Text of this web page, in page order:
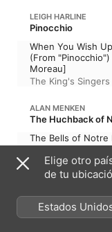
LEIGH HARLINE
Pinocchio
When You Wish
(From
Moreau]
The King's Singers
ALAN MENKEN
The Huchback of
The Bells of Notre
"The Hunchback
Dame")
The King's Singers
ALAN MENKEN
The Little Mermaid,
Elige otro
de tu
Estados
México)